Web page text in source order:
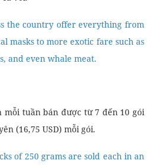
the country offer everything from
masks to more exotic fare such as
and even whale meat.
mỗi tuần bán được từ 7 đến 10 gói
(16,75 USD) mỗi gói.
of 250 grams are sold each in an